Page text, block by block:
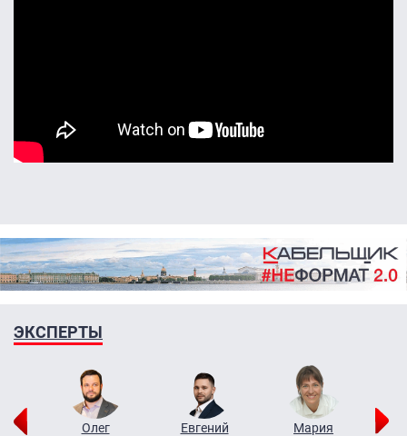
ЭКСПЕРТЫ
Олег
Евгений
Мария